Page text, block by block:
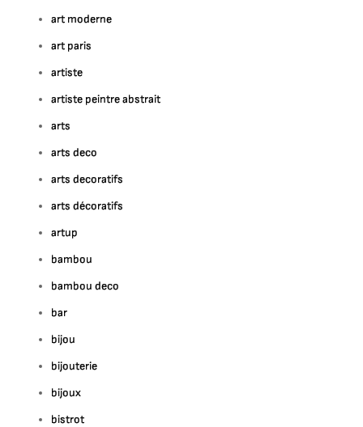
art moderne
art paris
artiste
artiste peintre abstrait
arts
arts deco
arts decoratifs
arts décoratifs
artup
bambou
bambou deco
bar
bijou
bijouterie
bijoux
bistrot